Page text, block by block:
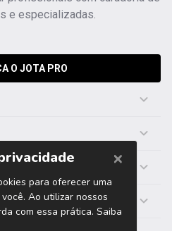
e especializadas.
O JOTA PRO